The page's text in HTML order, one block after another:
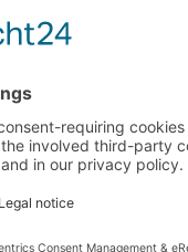
This site uses consent-
consent is given, we and
can be found under the
Powered by